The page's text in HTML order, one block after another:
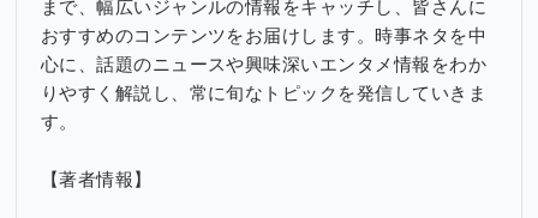
まで、幅広いジャンルの情報をキャッチし、皆さんに
おすすめのコンテンツをお届けします。時事ネタを中
心に、話題のニュースや興味深いエンタメ情報をわか
りやすく解説し、常に旬なトピックを発信していきま
す。
【著者情報】